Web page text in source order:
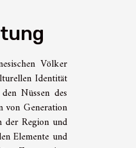
Völker
Identität
Nüssen des
von Generation
der Region und
Elemente und